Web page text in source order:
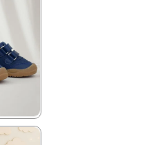
Ücretsiz
★ ★